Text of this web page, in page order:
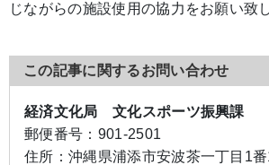
じながらの施設使用の協力をお願い致
この記事に関するお問い合わせ
経済文化局 文化スポーツ振興課
郵便番号： 901-2501
住所： 沖縄県浦添市安波茶一丁目1